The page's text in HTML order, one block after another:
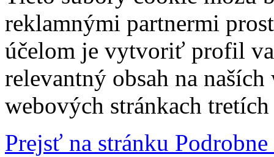
reklamnými partnermi
účelom je vytvoriť profil
relevantný obsah na
webových stránkach tretích
Prejsť na stránku